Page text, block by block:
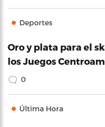
Deportes
Oro y plata para el
los Juegos
0
Última Hora